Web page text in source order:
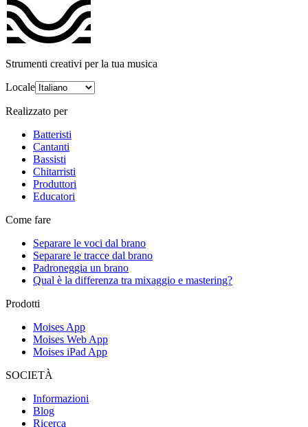
Strumenti creativi per la tua musica
Locale
Realizzato per
Batteristi
Cantanti
Bassisti
Chitarristi
Produttori
Educatori
Come fare
Separare le voci dal brano
Separare le tracce dal brano
Padroneggia un brano
Qual è la differenza tra mixaggio e mastering?
Prodotti
Moises App
Moises Web App
Moises iPad App
SOCIETÀ
Informazioni
Blog
Ricerca